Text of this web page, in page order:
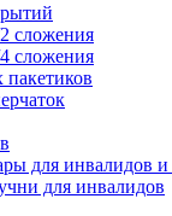
сложения
сложения
для инвалидов
для инвалидов